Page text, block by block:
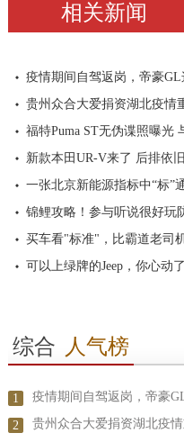
相关新闻
疫情期间自驾返岗，帝豪
贵州众合大爱捐资湖北疫情
福特Puma ST无伪谍照曝光
新款本田UR-V来了 后排依
一张北京新能源指标中“标”
锦鲤攻略！参与听说很好玩
买车看"标准"，比霸道老司
可以上绿牌的Jeep，你心动
综合 人气榜
1 疫情期间自驾返岗，帝豪
2 贵州众合大爱捐资湖北疫